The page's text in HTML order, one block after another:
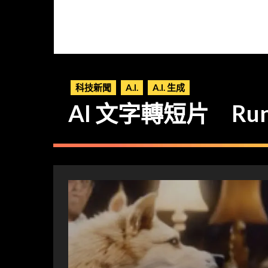
科技新聞 A.I. A.I. 生成
AI 文字轉短片